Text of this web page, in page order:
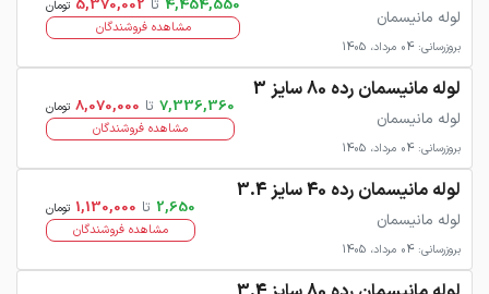
لوله مانیسمان
بروزرسانی: 04 مرداد، 1405
4,454,550 تا 5,370,002 تومان
مشاهده فروشندگان
لوله مانیسمان رده 80 سایز 3
لوله مانیسمان
بروزرسانی: 04 مرداد، 1405
7,336,360 تا 8,070,000 تومان
مشاهده فروشندگان
لوله مانیسمان رده 40 سایز 3.4
لوله مانیسمان
بروزرسانی: 04 مرداد، 1405
2,650 تا 1,130,000 تومان
مشاهده فروشندگان